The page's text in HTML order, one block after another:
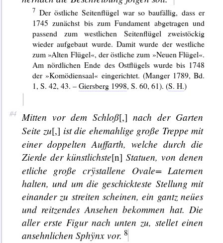
Der östliche Seitenflügel war so baufällig, dass er
1745 zunächst bis zum Fundament abgetragen und
passend zum westlichen Seitenflügel zweistöckig
wieder aufgebaut wurde. Damit wurde der westliche
zum »Alten Flügel«, der östliche zum »Neuen Flügel«.
Am nördlichen Ende des Ostflügels wurde bis 1748
der »Komödiensaal« eingerichtet. (Manger 1789, Bd.
1, S. 42, 43. –Giersberg 1998, S. 60, 61). (S. H.)
Mitten vor dem Schloß[,] nach der Garten
Seite zu[,] ist die ehemahlige große Treppe mit
einer doppelten Auffarth, welche durch die
Zierde der künstlichste[n] Statuen, von denen
etliche große crÿstallene Ovale=Laternen
halten, und um die geschickteste Stellung mit
einander zu streiten scheinen, ein gantz neües
und reitzendes Ansehen bekommen hat. Die
aller erste Figur nach unten zu, stellet einen
ansehnlichen Sphÿnxvor.